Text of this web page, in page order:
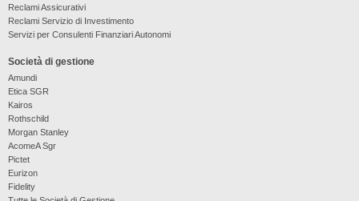
Reclami Assicurativi
Reclami Servizio di Investimento
Servizi per Consulenti Finanziari Autonomi
Società di gestione
Amundi
Etica SGR
Kairos
Rothschild
Morgan Stanley
AcomeA Sgr
Pictet
Eurizon
Fidelity